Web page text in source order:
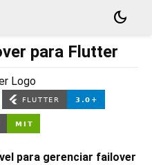
dark_mode
para Flutter
para gerenciar failover